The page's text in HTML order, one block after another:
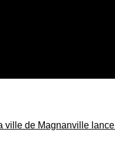
ville de Magnanville